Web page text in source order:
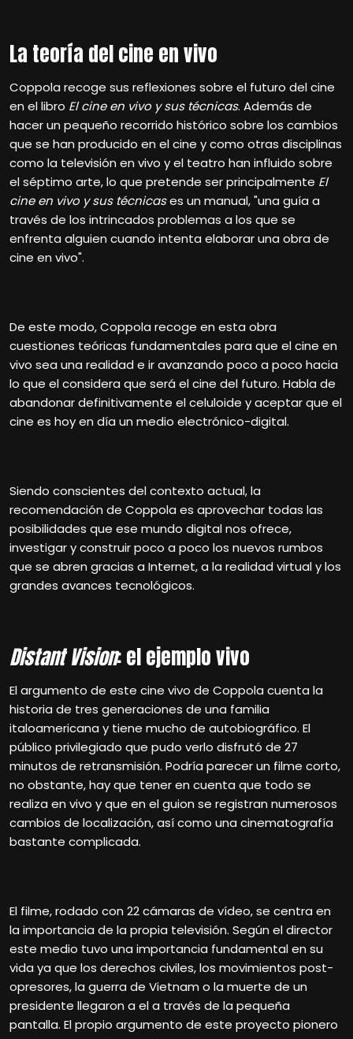
La teoría del cine en vivo
Coppola recoge sus reflexiones sobre el futuro del cine
en el libro El cine en vivo y sus técnicas. Además de
hacer un pequeño recorrido histórico sobre los cambios
que se han producido en el cine y como otras disciplinas
como la televisión en vivo y el teatro han influido sobre
el séptimo arte, lo que pretende ser principalmente El
cine en vivo y sus técnicases un manual, "una guía a
través de los intrincados problemas a los que se
enfrenta alguien cuando intenta elaborar una obra de
cine en vivo".
De este modo, Coppola recoge en esta obra
cuestiones teóricas fundamentales para que el cine en
vivo sea una realidad e ir avanzando poco a poco hacia
lo que el considera que será el cine del futuro. Habla de
abandonar definitivamente el celuloide y aceptar que el
cine es hoy en día un medio electrónico-digital.
Siendo conscientes del contexto actual, la
recomendación de Coppola es aprovechar todas las
posibilidades que ese mundo digital nos ofrece,
investigar y construir poco a poco los nuevos rumbos
que se abren gracias a Internet, a la realidad virtual y los
grandes avances tecnológicos.
Distant Vision: el ejemplo vivo
El argumento de este cine vivo de Coppola cuenta la
historia de tres generaciones de una familia
italoamericana y tiene mucho de autobiográfico. El
público privilegiado que pudo verlo disfrutó de 27
minutos de retransmisión. Podría parecer un filme corto,
no obstante, hay que tener en cuenta que todo se
realiza en vivo y que en el guion se registran numerosos
cambios de localización, así como una cinematografía
bastante complicada.
El filme, rodado con 22 cámaras de vídeo, se centra en
la importancia de la propia televisión. Según el director
este medio tuvo una importancia fundamental en su
vida ya que los derechos civiles, los movimientos post-
opresores, la guerra de Vietnam o la muerte de un
presidente llegaron a el a través de la pequeña
pantalla. El propio argumento de este proyecto pionero